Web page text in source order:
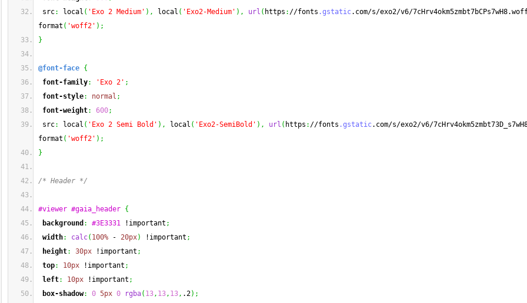
src: local ( 'Exo 2 Medium' ) , local ( 'Exo2-Medium' ) , url ( https : //fonts .gstatic.com/s/exo2/v6/
format ( 'woff2' ) ;
}
@font-face {
font-family: 'Exo 2' ;
font-style: normal ;
font-weight: 600;
src: local ( 'Exo 2 Semi Bold' ) , local ( 'Exo2-SemiBold' ) , url ( https : //fonts .gstatic.com/s/exo2/v6/
format ( 'woff2' ) ;
}
/* Header */
#viewer #gaia_header {
background : #3E3331 !important ;
width: calc( 100% - 20px) !important ;
height: 30px !important ;
top: 10px !important ;
left: 10px !important ;
box-shadow: 0 5px 0 rgba( 13, 13, 13, .2) ;